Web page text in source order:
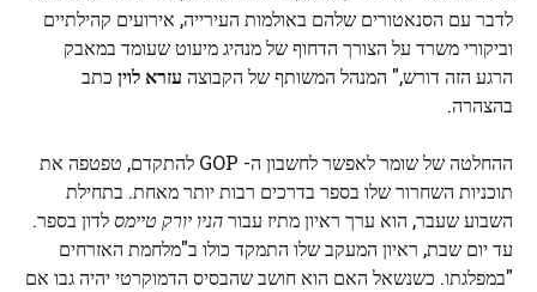
לדבר עם הסנאטורים שלהם באולמות העירייה, אירועים קהילתיים
וביקורי משרד על הצורך הדחוף של מנהיג מיעוט שעומד במאבק
הרגע הזה דורש," המנהל המשותף של הקבוצה עזרא לוין כתב
בהצהרה.
ההחלטה של ​​שומר לאפשר לחשבון ה- GOP להתקדם, טפטפה את
תוכניות השחרור שלו בספר בדרכים רבות יותר מאחת. בתחילת
השבוע שעבר, הוא ערך ראיון מתיז עבורהניו יורק טיימסלדון בספר.
עד יום שבת, ראיון המעקב שלו התמקד כולו ב"מלחמת האזרחים
"במפלגתו. כשנשאל האם הוא חושב שהבסיס הדמוקרטי יהיה גבו אם